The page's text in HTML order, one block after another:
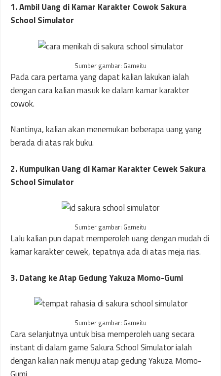
1. Ambil Uang di Kamar Karakter Cowok Sakura
School Simulator
Sumber gambar: Gameitu
Pada cara pertama yang dapat kalian lakukan ialah
dengan cara kalian masuk ke dalam kamar karakter
cowok.
Nantinya, kalian akan menemukan beberapa uang yang
berada di atas rak buku.
2. Kumpulkan Uang di Kamar Karakter Cewek Sakura
School Simulator
Sumber gambar: Gameitu
Lalu kalian pun dapat memperoleh uang dengan mudah di
kamar karakter cewek, tepatnya ada di atas meja rias.
3. Datang ke Atap Gedung Yakuza Momo-Gumi
Sumber gambar: Gameitu
Cara selanjutnya untuk bisa memperoleh uang secara
instant di dalam game Sakura School Simulator ialah
dengan kalian naik menuju atap gedung Yakuza Momo-